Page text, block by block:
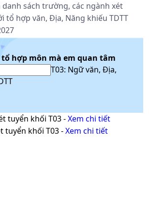
danh sách trường, các ngành xét
tổ hợp văn, Địa, Năng khiếu TDTT
tổ hợp môn mà em quan tâm
T03: Ngữ văn, Địa,
tuyển khối T03-Xem chi tiết
tuyển khối T03-Xem chi tiết